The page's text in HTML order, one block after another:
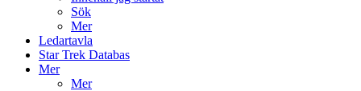
Sök
Mer
Ledartavla
Star Trek Databas
Mer
Mer